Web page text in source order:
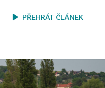
PŘEHRÁT ČLÁNEK